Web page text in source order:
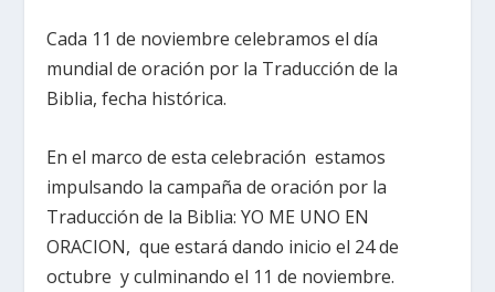
Cada 11 de noviembre celebramos el día
mundial de oración por la Traducción de la
Biblia, fecha histórica.
En el marco de esta celebración estamos
impulsando la campaña de oración por la
Traducción de la Biblia: YO ME UNO EN
ORACION, que estará dando inicio el 24 de
octubre y culminando el 11 de noviembre.